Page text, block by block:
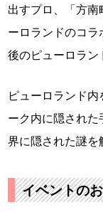
出すプロ、「方南
ーロランドのコラ
後のピューロラン
ピューロランド
ーク内に隠され
界に隠された謎を
イベントの